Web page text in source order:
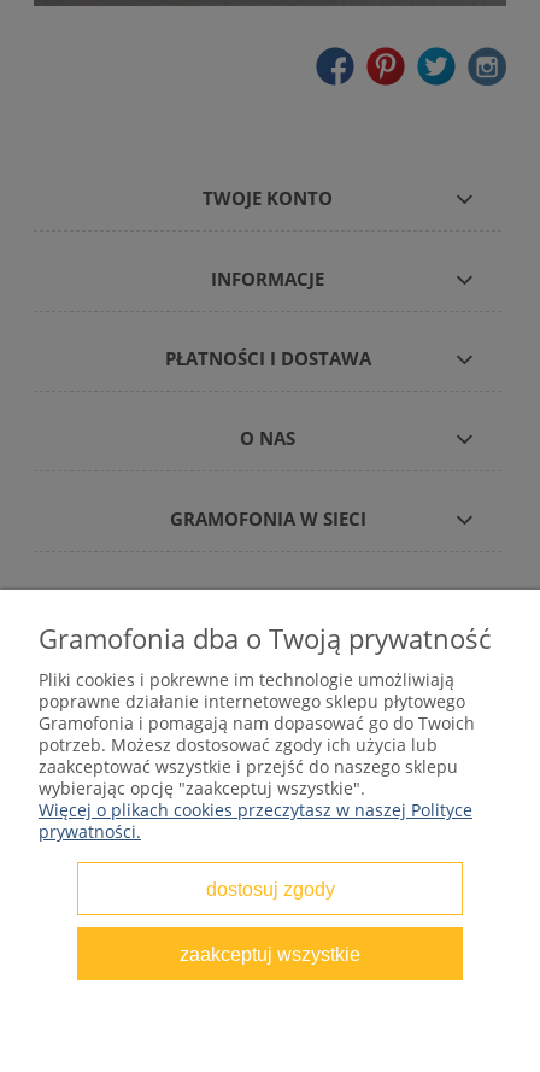
TWOJE KONTO
INFORMACJE
PŁATNOŚCI I DOSTAWA
O NAS
GRAMOFONIA W SIECI
gramofonia.com
kontakt@gramofonia.info
+48 601 262 000
Copyright © 2012–2026 GRAMOFONIA
pokaż pełną wersję strony
Sklep internetowy Shoper.pl
Gramofonia dba o Twoją prywatność
Pliki cookies i pokrewne im technologie umożliwiają
poprawne działanie internetowego sklepu płytowego
Gramofonia i pomagają nam dopasować go do Twoich
potrzeb. Możesz dostosować zgody ich użycia lub
zaakceptować wszystkie i przejść do naszego sklepu
wybierając opcję "zaakceptuj wszystkie".
Więcej o plikach cookies przeczytasz w naszej Polityce
prywatności.
dostosuj zgody
zaakceptuj wszystkie